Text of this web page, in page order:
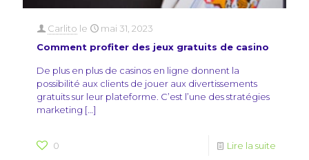
Carlito le
mai 31, 2023
Comment profiter des jeux gratuits de casino
De plus en plus de casinos en ligne donnent la
possibilité aux clients de jouer aux divertissements
gratuits sur leur plateforme. C’est l’une des stratégies
marketing […]
0 Lire la suite